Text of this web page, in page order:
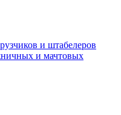
и штабелеров
и мачтовых